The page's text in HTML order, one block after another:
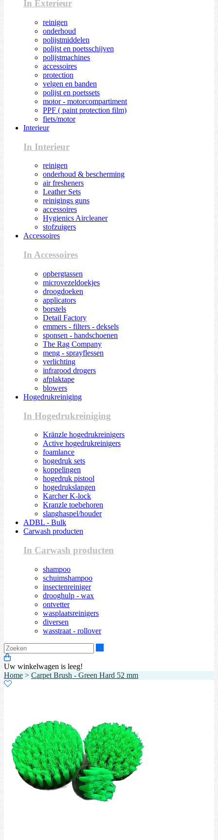
In Exterieur
reinigen
onderhoud
polijstmiddelen
polijst en poetsschijven
polijstmachines
accessoires
protection
velgen en banden
polijst en poetssets
motor - motorcompartiment
PPF ( paint protection film)
fiets/motor
Interieur
In Interieur
reinigen
onderhoud & bescherming
air fresheners
Leather Sets
reinigings guns
accessoires
Hygienics Aircleaner
stofzuigers
Accessoires
In Accessoires
opbergtassen
microvezeldoekjes
droogdoeken
applicators
borstels
Detail Factory
emmers - filters - deksels
sponsen - handschoenen
The Rag Company
meng - sprayflessen
verlichting
infrarood drogers
afplaktape
blowers
Hogedrukreiniging
In Hogedrukreiniging
Kränzle hogedrukreinigers
Active hogedrukreinigers
foamlance
hogedruk sets
koppelingen
hogedruk pistool
hogedrukslangen
Karcher K-lock
Kranzle toebehoren
slanghaspel/houder
ADBL - Bulk
Carwash producten
In Carwash producten
shampoo
schuimshampoo
insectenreiniger
drooghulp - wax
ontvetter
wasplaatsreinigers
diversen
wasstraat - rollover
Uw winkelwagen is leeg!
Home > Carpet Brush - Green Hard 52 mm